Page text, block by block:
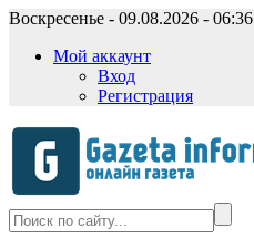
Воскресенье - 09.08.2026 - 06:36
Мой аккаунт
Вход
Регистрация